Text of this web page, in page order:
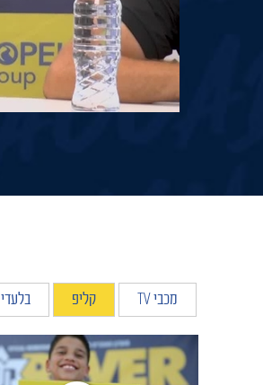
מכבי TV קליפ בלעדי